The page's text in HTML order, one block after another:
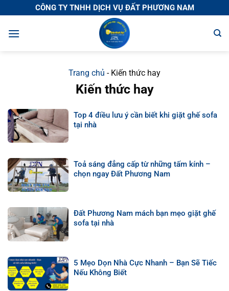
đến
nội
CÔNG TY TNHH DỊCH VỤ ĐẤT PHƯƠNG NAM
Trang chủ - Kiến thức hay
Kiến thức hay
Top 4 điều lưu ý cần biết khi giặt ghế sofa
tại nhà
Toả sáng đẳng cấp từ những tấm kính –
chọn ngay Đất Phương Nam
Đất Phương Nam mách bạn mẹo giặt ghế
sofa tại nhà
5 Mẹo Dọn Nhà Cực Nhanh – Bạn Sẽ Tiếc
Nếu Không Biết